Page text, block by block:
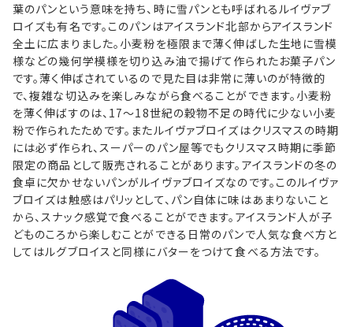
葉のパンという意味を持ち、時に雪パンとも呼ばれるルイヴァブ
ロイズも有名です。このパンはアイスランド北部からアイスランド
全土に広まりました。小麦粉を極限まで薄く伸ばした生地に雪模
様などの幾何学模様を切り込み油で揚げて作られたお菓子パン
です。薄く伸ばされているので見た目は非常に薄いのが特徴的
で、複雑な切込みを楽しみながら食べることができます。小麦粉
を薄く伸ばすのは、17〜18世紀の穀物不足の時代に少ない小麦
粉で作られたためです。またルイヴァブロイズはクリスマスの時期
には必ず作られ、スーパーのパン屋等でもクリスマス時期に季節
限定の商品として販売されることがあります。アイスランドの冬の
食卓に欠かせないパンがルイヴァブロイズなのです。このルイヴァ
ブロイズは触感はパリッとして、パン自体に味はあまりないこと
から、スナック感覚で食べることができます。アイスランド人が子
どものころから楽しむことができる日常のパンで人気な食べ方と
してはルグブロイスと同様にバターをつけて食べる方法です。